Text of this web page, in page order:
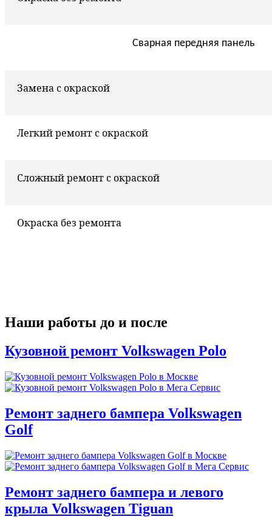
Сварная передняя панель
Замена с окраской
Легкий ремонт с окраской
Сложный ремонт с окраской
Окраска без ремонта
Наши работы до и после
Кузовной ремонт Volkswagen Polo
Ремонт заднего бампера Volkswagen
Golf
Ремонт заднего бампера и левого
крыла Volkswagen Tiguan